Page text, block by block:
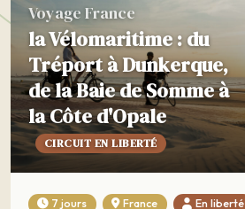
Voyage France
la Vélomaritime : du
Tréport à Dunkerque,
de la Baie de Somme à
la Côte d'Opale
CIRCUIT EN LIBERTÉ
7 jours France En liberté